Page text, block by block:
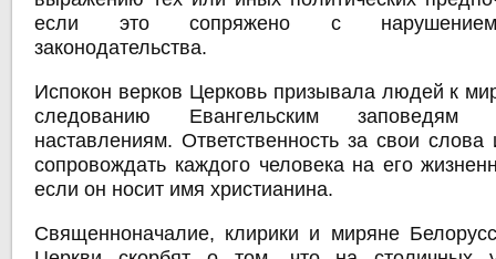
если это сопряжено с нарушением
законодательства.
Испокон верков Церковь призывала людей к
следованию Евангельским заповедям
наставлениям. Ответственность за свои
сопровождать каждого человека на его
если он носит имя христианина.
Священноначалие, клирики и миряне